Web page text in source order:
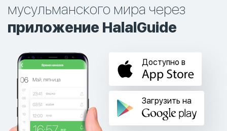
мусульманского мира через
приложение HalalGuide
Доступно в
Загрузить на